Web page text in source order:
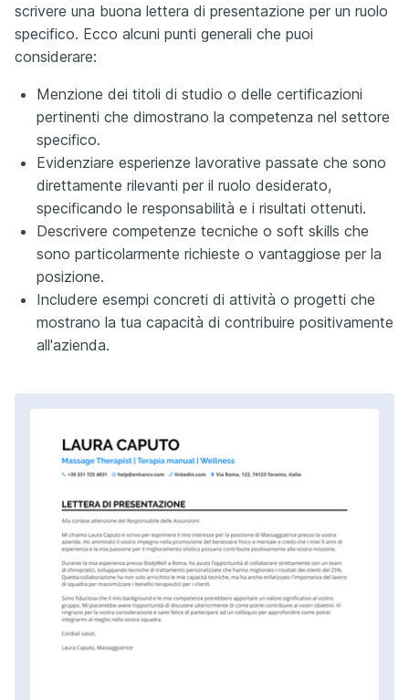
scrivere una buona lettera di presentazione per un ruolo
specifico. Ecco alcuni punti generali che puoi
considerare:
Menzione dei titoli di studio o delle certificazioni
pertinenti che dimostrano la competenza nel settore
specifico.
Evidenziare esperienze lavorative passate che sono
direttamente rilevanti per il ruolo desiderato,
specificando le responsabilità e i risultati ottenuti.
Descrivere competenze tecniche o soft skills che
sono particolarmente richieste o vantaggiose per la
posizione.
Includere esempi concreti di attività o progetti che
mostrano la tua capacità di contribuire positivamente
all'azienda.